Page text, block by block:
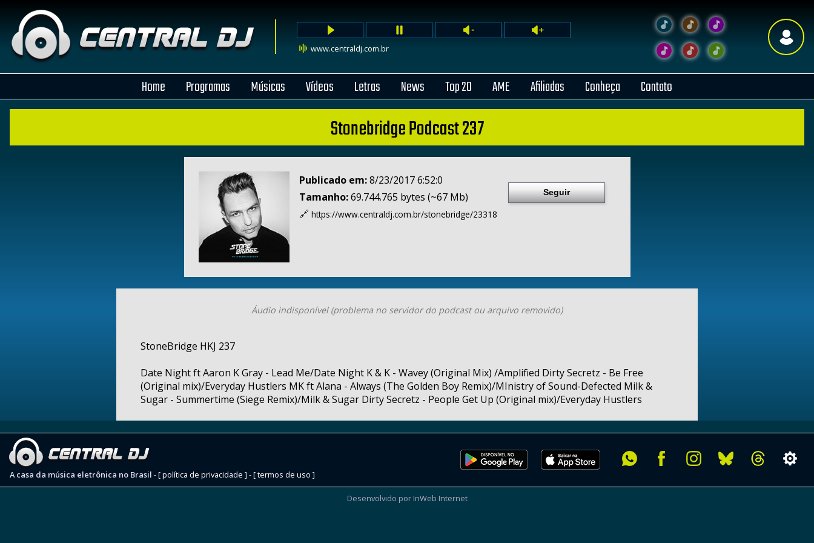
www.centraldj.com.br
Home Programas Músicas Vídeos Letras News Top 20 AME Afiliadas Conheça Contato
Stonebridge Podcast 237
Publicado em: 8/23/2017 6:52:0
Tamanho:69.744.765 bytes (~67 Mb)
🔗 https://www.centraldj.com.br/stonebridge/23318
Seguir
Áudio indisponível (problema no servidor do podcast ou arquivo removido)
StoneBridge HKJ 237
Date Night ft Aaron K Gray - Lead Me/Date Night K & K - Wavey (Original Mix) /Amplified Dirty Secretz - Be Free
(Original mix)/Everyday Hustlers MK ft Alana - Always (The Golden Boy Remix)/MInistry of Sound-Defected Milk &
Sugar - Summertime (Siege Remix)/Milk & Sugar Dirty Secretz - People Get Up (Original mix)/Everyday Hustlers
A casa da música eletrônica no Brasil -[ política de privacidade ] -[ termos de uso ]
Desenvolvido por InWeb Internet